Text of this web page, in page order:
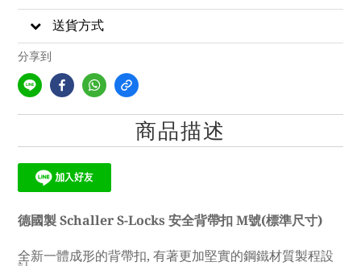
送貨方式
分享到
商品描述
德國製 Schaller S-Locks 安全背帶扣 M號(標準尺寸)
全新一體成形的背帶扣, 有著更加堅實的鋼鐵材質製程設